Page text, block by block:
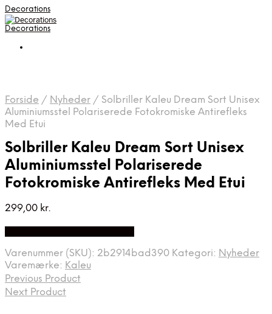
Decorations
Decorations
Forside / Nyheder / Solbriller Kaleu Dream Sort Unisex
Aluminiumsstel Polariserede Fotokromiske Antirefleks
Med Etui
Solbriller Kaleu Dream Sort Unisex
Aluminiumsstel Polariserede
Fotokromiske Antirefleks Med Etui
299,00 kr.
Varenummer (SKU): 2b2914bad390 Kategori: Nyheder
Varemærke: Kaleu
Previous Product
Next Product